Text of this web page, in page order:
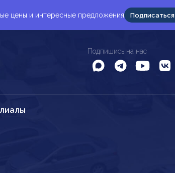
цены и интересные предложения Подписаться
Подпишись на нас